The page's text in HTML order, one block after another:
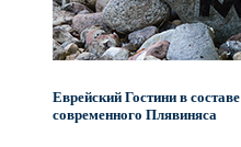
Еврейский Гостини в составе
современного Плявиняса